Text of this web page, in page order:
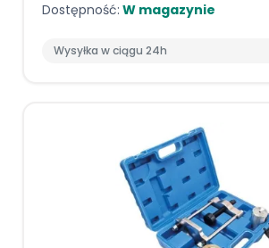
Dostępność: W magazynie
Wysyłka w ciągu 24h